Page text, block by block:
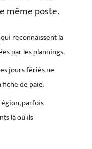
même poste.
reconnaissent la
par les plannings.
jours fériés ne
fiche de paie.
parfois
là où ils